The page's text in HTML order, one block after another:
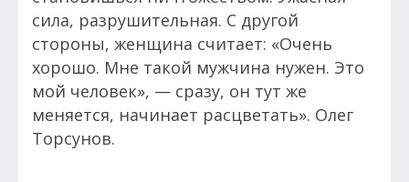
сила, разрушительная. С другой
стороны, женщина считает: «Очень
хорошо. Мне такой мужчина нужен. Это
мой человек», — сразу, он тут же
меняется, начинает расцветать». Олег
Торсунов.